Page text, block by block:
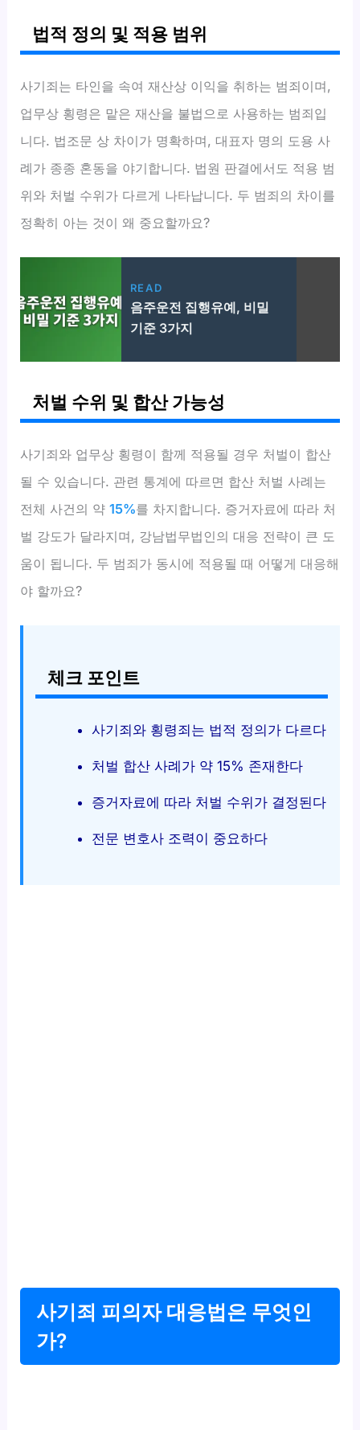
법적 정의 및 적용 범위
사기죄는 타인을 속여 재산상 이익을 취하는 범죄이며,
업무상 횡령은 맡은 재산을 불법으로 사용하는 범죄입
니다. 법조문 상 차이가 명확하며, 대표자 명의 도용 사
례가 종종 혼동을 야기합니다. 법원 판결에서도 적용 범
위와 처벌 수위가 다르게 나타납니다. 두 범죄의 차이를
정확히 아는 것이 왜 중요할까요?
READ
음주운전 집행유예, 비밀
기준 3가지
처벌 수위 및 합산 가능성
사기죄와 업무상 횡령이 함께 적용될 경우 처벌이 합산
될 수 있습니다. 관련 통계에 따르면 합산 처벌 사례는
전체 사건의 약15%를 차지합니다. 증거자료에 따라 처
벌 강도가 달라지며, 강남법무법인의 대응 전략이 큰 도
움이 됩니다. 두 범죄가 동시에 적용될 때 어떻게 대응해
야 할까요?
체크 포인트
사기죄와 횡령죄는 법적 정의가 다르다
처벌 합산 사례가 약 15% 존재한다
증거자료에 따라 처벌 수위가 결정된다
전문 변호사 조력이 중요하다
사기죄 피의자 대응법은 무엇인
가?